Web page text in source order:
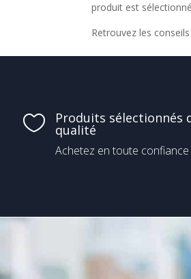
produit est
Retrouvez les
 Produits sélectionnés
qualité
Achetez en toute confiance